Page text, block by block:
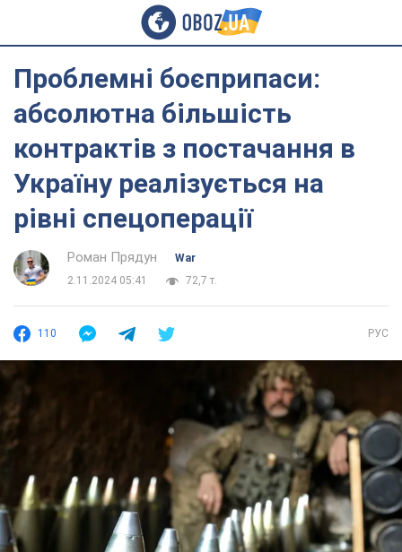
Проблемні боєприпаси:
абсолютна більшість
контрактів з постачання в
Україну реалізується на
рівні спецоперації
Роман Прядун
War
2.11.2024 05:41
72,7 т.
110 РУС